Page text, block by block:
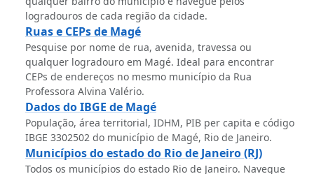
logradouros de cada região da cidade.
Ruas e CEPs de Magé
Pesquise por nome de rua, avenida, travessa ou
qualquer logradouro em Magé. Ideal para encontrar
CEPs de endereços no mesmo município da Rua
Professora Alvina Valério.
Dados do IBGE de Magé
População, área territorial, IDHM, PIB per capita e código
IBGE 3302502 do município de Magé, Rio de Janeiro.
Municípios do estado do Rio de Janeiro (RJ)
Todos os municípios do estado Rio de Janeiro. Navegue